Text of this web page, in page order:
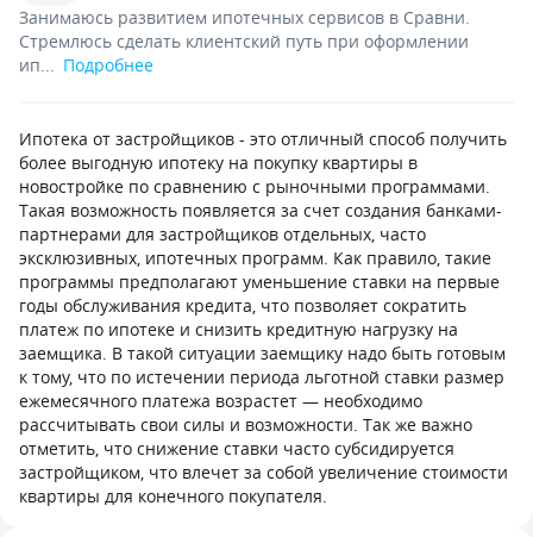
Занимаюсь развитием ипотечных сервисов в Сравни.
Стремлюсь сделать клиентский путь при оформлении
ип... Подробнее
Ипотека от застройщиков - это отличный способ получить
более выгодную ипотеку на покупку квартиры в
новостройке по сравнению с рыночными программами.
Такая возможность появляется за счет создания банками-
партнерами для застройщиков отдельных, часто
эксклюзивных, ипотечных программ. Как правило, такие
программы предполагают уменьшение ставки на первые
годы обслуживания кредита, что позволяет сократить
платеж по ипотеке и снизить кредитную нагрузку на
заемщика. В такой ситуации заемщику надо быть готовым
к тому, что по истечении периода льготной ставки размер
ежемесячного платежа возрастет — необходимо
рассчитывать свои силы и возможности. Так же важно
отметить, что снижение ставки часто субсидируется
застройщиком, что влечет за собой увеличение стоимости
квартиры для конечного покупателя.